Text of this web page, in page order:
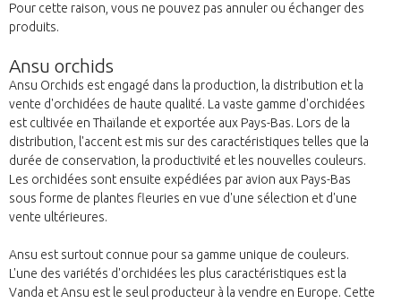
Pour cette raison, vous ne pouvez pas annuler ou échanger des
produits.
Ansu orchids
Ansu Orchids est engagé dans la production, la distribution et la
vente d'orchidées de haute qualité. La vaste gamme d'orchidées
est cultivée en Thaïlande et exportée aux Pays-Bas. Lors de la
distribution, l'accent est mis sur des caractéristiques telles que la
durée de conservation, la productivité et les nouvelles couleurs.
Les orchidées sont ensuite expédiées par avion aux Pays-Bas
sous forme de plantes fleuries en vue d'une sélection et d'une
vente ultérieures.
Ansu est surtout connue pour sa gamme unique de couleurs.
L'une des variétés d'orchidées les plus caractéristiques est la
Vanda et Ansu est le seul producteur à la vendre en Europe. Cette